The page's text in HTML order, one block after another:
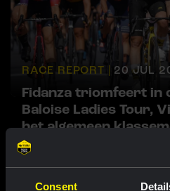
Consent
RACE REPORT | 20 JUL
Fidanza triomfeert
Baloise Ladies Tour,
het algemeen